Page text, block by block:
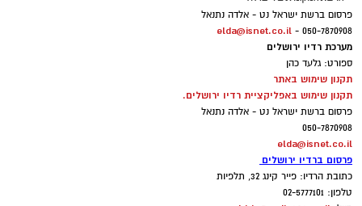
פרסום ברשת ישראל נט - אלדה נתנאל
050-7870908 -
elda@isnet.co.il
מערכת רדיו ירושלים
ספורט: גלעד כהן
תקנון שימוש באתר
תקנון שימוש באפליקציית רדיו ירושלים.
פרסום ברשת ישראל נט - אלדה נתנאל
050-7870908
elda@isnet.co.il
פרסום ברדיו ירושלים
כתובת הרדיו: פייר קינג 32, תלפיות
טלפון: 02-5777101